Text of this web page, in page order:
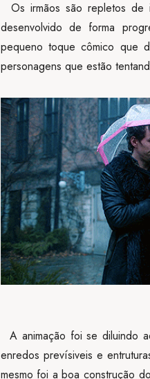
Os irmãos são repletos de
desenvolvido de forma
pequeno toque cômico que
personagens que estão
A animação foi se diluindo
enredos prevísiveis e
mesmo foi a boa construção